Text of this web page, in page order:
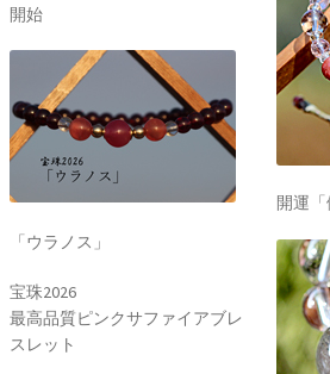
開始
「ウラノス」
宝珠2026
最高品質ピンクサファイアブレ
スレット
開運「